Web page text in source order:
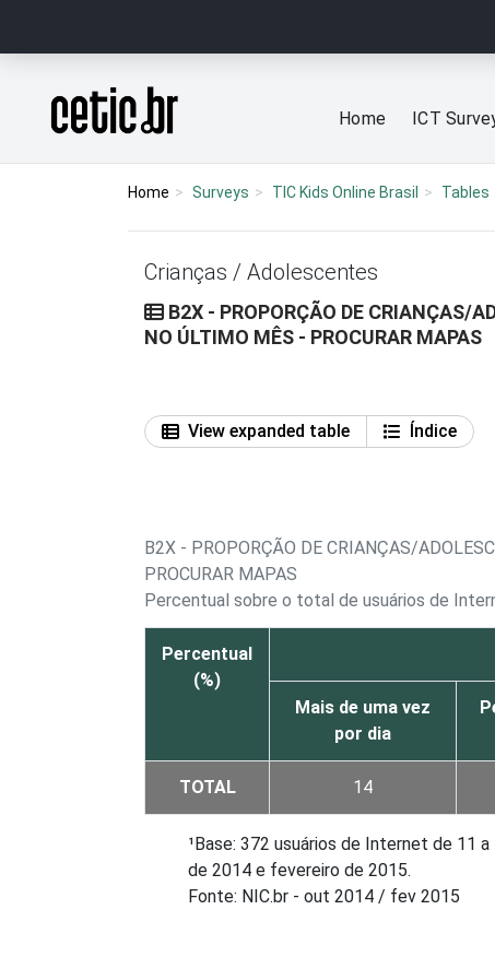
Página inicial
Home ICT
Home Surveys TIC Kids Online Brasil Tables
Crianças / Adolescentes
B2X - PROPORÇÃO DE CRIANÇAS/
NO ÚLTIMO MÊS - PROCURAR MAPAS
View expanded table
Índice
B2X - PROPORÇÃO DE CRIANÇAS/
PROCURAR MAPAS
Percentual sobre o total de usuários de
Percentual
(%)
Mais de uma vez
por dia
TOTAL 14
¹Base: 372 usuários de Internet de 11
de 2014 e fevereiro de 2015.
Fonte: NIC.br - out 2014 / fev 2015